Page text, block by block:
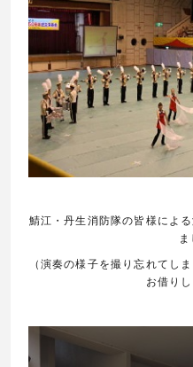
鯖江・丹生消防隊の皆様によ
ま
（演奏の様子を撮り忘れてし
お借り